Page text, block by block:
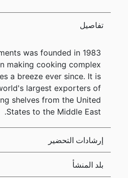
تفاصيل
was founded in 1983
making cooking complex
a breeze ever since. It is
largest exporters of
shelves from the United
States to the Middle East.
إرشادات التحضير
بلد المنشأ